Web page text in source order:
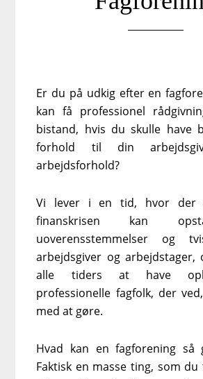
Er du på udkig efter en
kan få professionel
bistand, hvis du skulle have
forhold til din
arbejdsforhold?
Vi lever i en tid, hvor der
finanskrisen kan
uoverensstemmelser og
arbejdsgiver og
alle tiders at have
professionelle fagfolk, der
med at gøre.
Hvad kan en fagforening så
Faktisk en masse ting, som